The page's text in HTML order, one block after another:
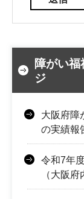
障がい
ジ
大阪府障
の実績報
令和7年
（大阪